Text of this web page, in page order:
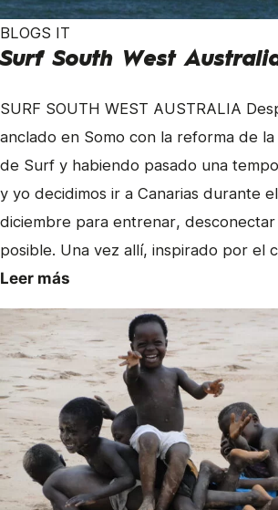
BLOGS IT
Surf South West
SURF SOUTH WEST AUSTRALIA
anclado en Somo con la reforma de
de Surf y habiendo pasado una
y yo decidimos ir a Canarias durante
diciembre para entrenar,
posible. Una vez allí, inspirado por el
Leer más